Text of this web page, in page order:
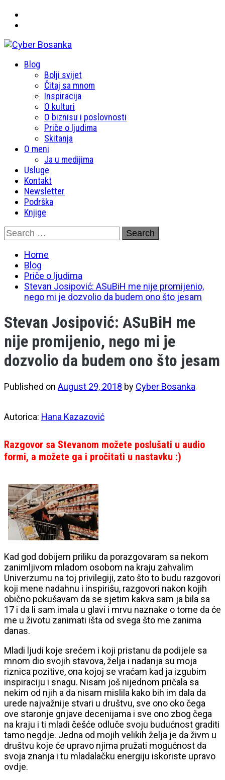
Cyber Bosanka
Primary
Blog
Bolji svijet
Čitaj sa mnom
Inspiracija
O kulturi
O biznisu i poslovnosti
Priče o ljudima
Skitanja
O meni
Ja u medijima
Usluge
Kontakt
Newsletter
Podrška
Knjige
Skip
to
content
Search
for:
Home
Blog
Priče o ljudima
Stevan Josipović: ASuBiH me nije promijenio,
nego mi je dozvolio da budem ono što jesam
Stevan Josipović: ASuBiH me
nije promijenio, nego mi je
dozvolio da budem ono što jesam
Published on August 29, 2018 by Cyber Bosanka
Autorica: Hana Kazazović
Razgovor sa Stevanom možete poslušati u audio
formi, a možete ga i pročitati u nastavku :)
Kad god dobijem priliku da porazgovaram sa nekom
zanimljivom mladom osobom na kraju zahvalim
Univerzumu na toj privilegiji, zato što to budu razgovori
koji mene nadahnu i inspirišu, razgovori nakon kojih
obično pokušavam da se sjetim kakva sam ja bila sa
17 i da li sam imala u glavi i mrvu naznake o tome da će
me u životu zanimati išta od svega što me zanima
danas.
Mladi ljudi koje srećem i koji pristanu da podijele sa
mnom dio svojih stavova, želja i nadanja su moja
riznica pozitive, ona kojoj se vraćam kad ja izgubim
inspiraciju i snagu. Nisam još nijednom pričala sa
nekim od njih a da nisam mislila kako bih im dala da
urede najvažnije stvari u društvu, sve ono oko čega
ove staronje gnjave decenijama i sve ono zbog čega
na kraju i ti mladi češće odluče svoju budućnost graditi
tamo negdje. Jedna od mojih velikih želja je da živm u
društvu koje će upravo njima pružati mogućnost da
svoja znanja i tu mladalačku energiju iskoriste upravo
ovdje.